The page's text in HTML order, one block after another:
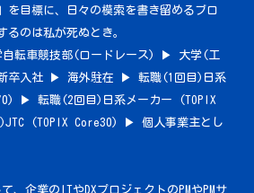
を目標に、日々の模索を書き留めるブロ
のは私が死ぬとき。
転車競技部(ロードレース) ▶︎ 大学(工
卒入社 ▶︎ 海外駐在 ▶︎ 転職(1回目)日系
▶︎ 転職(2回目)日系メーカー (TOPIX
(TOPIX Core30) ▶︎ 個人事業主とし
、企業のITやDXプロジェクトのPMやPMサ